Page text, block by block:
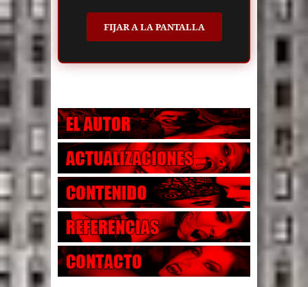
FIJAR A LA PANTALLA